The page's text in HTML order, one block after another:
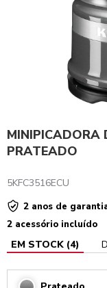
MINIPICADORA
PRATEADO
5KFC3516ECU
2 anos de
2 acessório incluído
EM STOCK (4)